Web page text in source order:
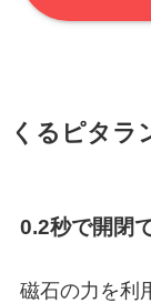
くるピタラ
0.2秒で開閉
磁石の力を利